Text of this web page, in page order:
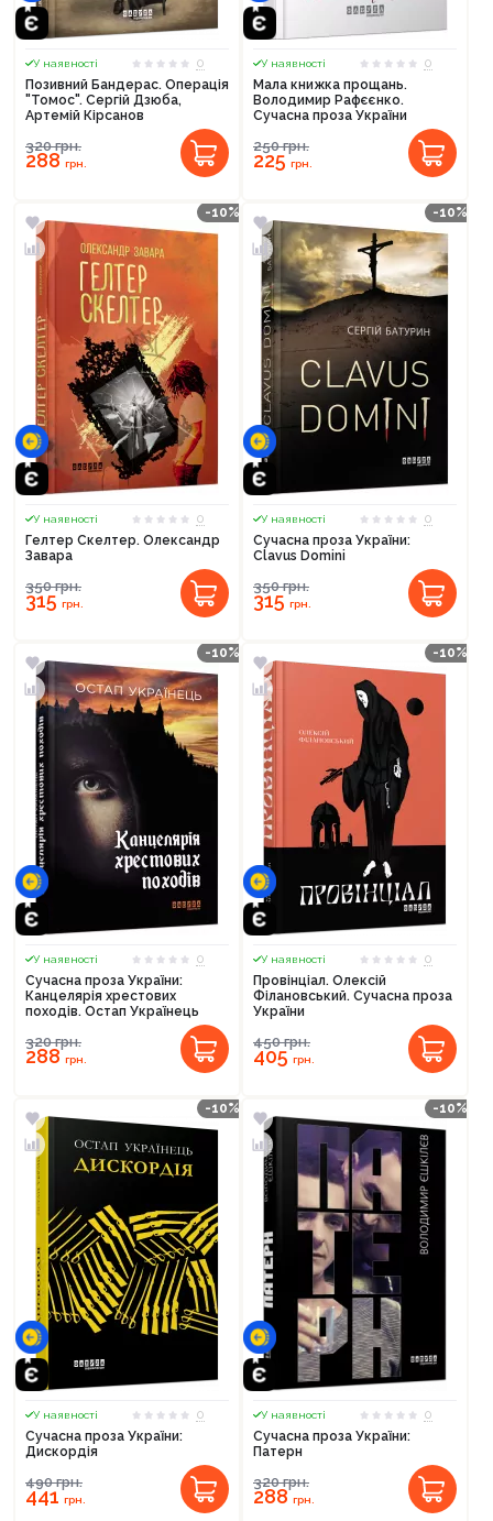
У наявності
0
Позивний Бандерас. Операція
"Томос". Сергій Дзюба,
Артемій Кірсанов
320грн.
288грн.
У наявності
0
Мала книжка прощань.
Володимир Рафєєнко.
Сучасна проза України
250грн.
225грн.
-10%
У наявності
0
Гелтер Скелтер. Олександр
Завара
350грн.
315грн.
-10%
У наявності
0
Сучасна проза України:
Clavus Domini
350грн.
315грн.
-10%
У наявності
0
Сучасна проза України:
Канцелярія хрестових
походів. Остап Українець
320грн.
288грн.
-10%
У наявності
0
Провінціал. Олексій
Філановський. Сучасна проза
України
450грн.
405грн.
-10%
У наявності
0
Сучасна проза України:
Дискордія
490грн.
441грн.
-10%
У наявності
0
Сучасна проза України:
Патерн
320грн.
288грн.